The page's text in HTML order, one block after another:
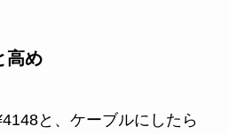
高め
と、ケーブルにしたら